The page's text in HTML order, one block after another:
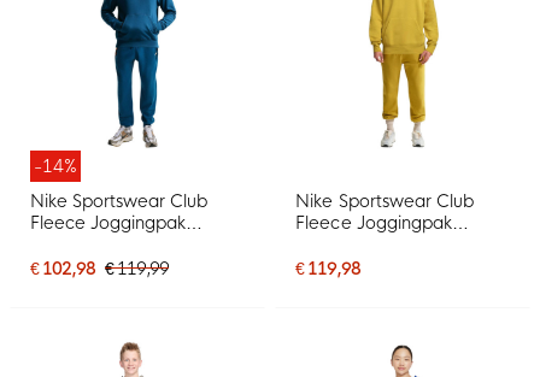
-14%
Nike Sportswear Club
Fleece Joggingpak
Lichtbeige
€ 102,98 € 119,99
Nike Sportswear Club
Fleece Joggingpak
€ 119,98